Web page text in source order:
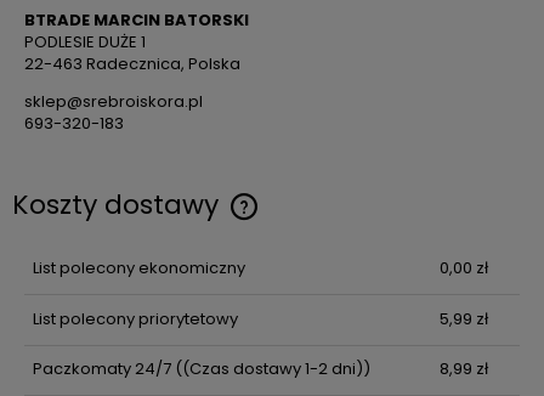
BTRADE MARCIN BATORSKI
PODLESIE DUŻE 1
22-463 Radecznica, Polska
sklep@srebroiskora.pl
693-320-183
Koszty dostawy
Cena nie zawiera ewentualnych kosztów płatności
List polecony ekonomiczny
0,00 zł
List polecony priorytetowy 5,99 zł
Paczkomaty 24/7((Czas dostawy 1-2 dni)) 8,99 zł